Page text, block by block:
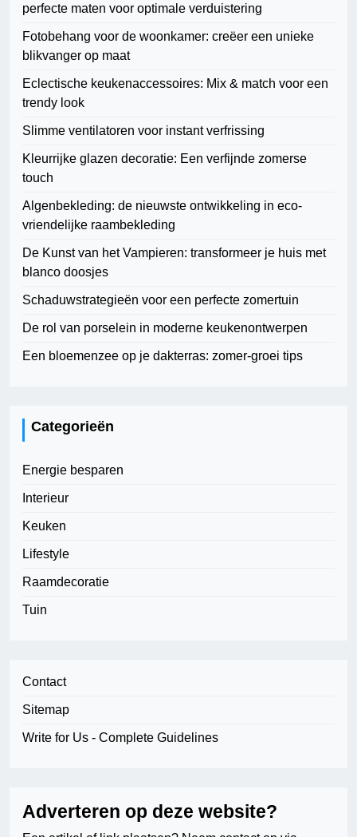
perfecte maten voor optimale verduistering
Fotobehang voor de woonkamer: creëer een unieke
blikvanger op maat
Eclectische keukenaccessoires: Mix & match voor een
trendy look
Slimme ventilatoren voor instant verfrissing
Kleurrijke glazen decoratie: Een verfijnde zomerse
touch
Algenbekleding: de nieuwste ontwikkeling in eco-
vriendelijke raambekleding
De Kunst van het Vampieren: transformeer je huis met
blanco doosjes
Schaduwstrategieën voor een perfecte zomertuin
De rol van porselein in moderne keukenontwerpen
Een bloemenzee op je dakterras: zomer-groei tips
Categorieën
Energie besparen
Interieur
Keuken
Lifestyle
Raamdecoratie
Tuin
Contact
Sitemap
Write for Us - Complete Guidelines
Adverteren op deze website?